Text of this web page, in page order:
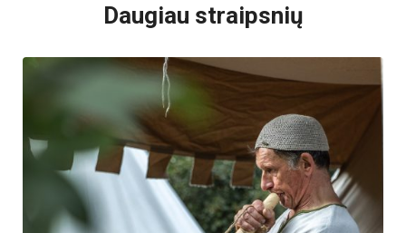
Daugiau straipsnių